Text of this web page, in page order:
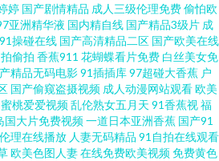
实操 91精品视频一区 午夜导航av 三级片青青
91小视屏 青娱乐99 午夜无码影院 婷婷天天日
精品夜夜夜 国产精品在线 激情色色中文字幕
碰窝窝 91永久免费 午夜伦理中文 人人摸人人
婷 国产剧情精品 成人三级伦理免费偷怕欧
亚洲精华液 国内精自线 国产精品3级片 成
91操碰在线 国产高清精品二区 国产欧美在线
偷拍 香蕉911 花蝴蝶看片免费 白丝美女免
精品无码电影91插插库97超碰大香蕉 户
国产偷窥盗摄视频 成人动漫网站观看欧美
蜜桃爱爱视频乱伦熟女五月天 91香蕉视福
国大片免费视频一道日本亚洲香蕉 国产91
伦理在线播放 人妻无码精品 91自拍在线观看
欧美色图人妻在线免费欧美视频免费黄色